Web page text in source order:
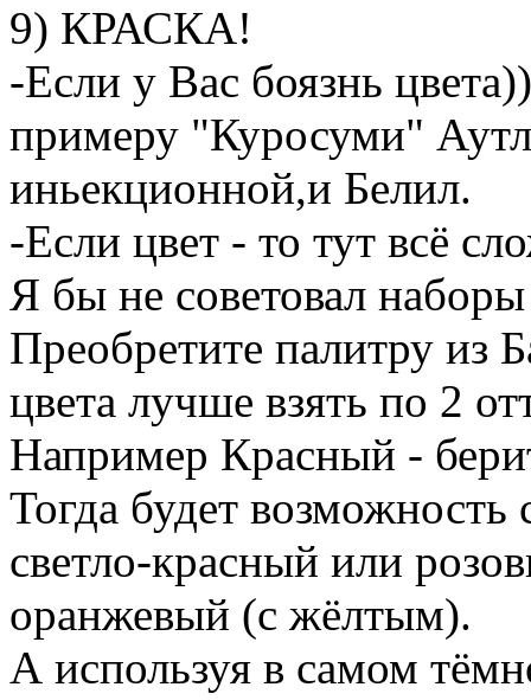
9) КРАСКА!
-Если у Вас боязнь
примеру "Куросуми"
иньекционной,и Белил.
-Если цвет - то тут всё
Я бы не советовал
Преобретите палитру из
цвета лучше взять по 2
Например Красный -
Тогда будет возможность
светло-красный или
оранжевый (с жёлтым).
А используя в самом